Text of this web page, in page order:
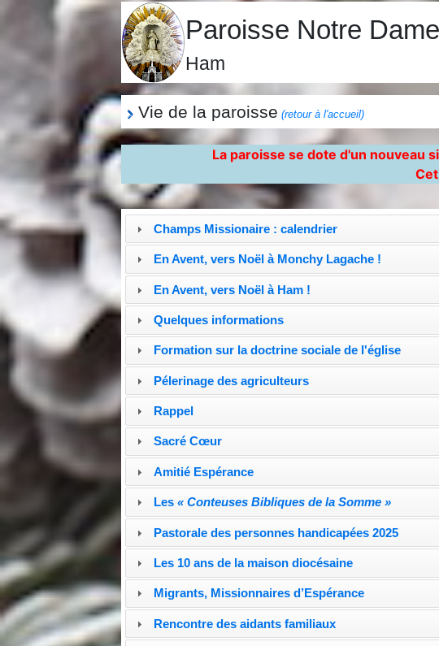
Paroisse Notre
Ham
Vie de la paroisse (retour à l'accueil)
La paroisse se dote d'un nouveau
Champs Missionaire : calendrier
En Avent, vers Noël à Monchy Lagache !
En Avent, vers Noël à Ham !
Quelques informations
Formation sur la doctrine sociale de l'église
Pélerinage des agriculteurs
Rappel
Sacré Cœur
Amitié Espérance
Les« Conteuses Bibliques de la Somme »
Pastorale des personnes handicapées 2025
Les 10 ans de la maison diocésaine
Migrants, Missionnaires d’Espérance
Rencontre des aidants familiaux